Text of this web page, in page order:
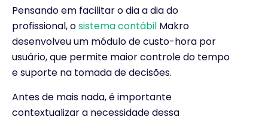
Pensando em facilitar o dia a dia do
profissional, osistema contábil Makro
desenvolveu um módulo de custo-hora por
usuário, que permite maior controle do tempo
e suporte na tomada de decisões.
Antes de mais nada, é importante
contextualizar a necessidade dessa